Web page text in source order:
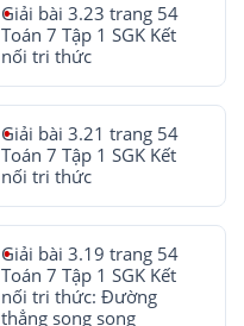
Giải bài 3.23 trang 54
Toán 7 Tập 1 SGK Kết
nối tri thức
Giải bài 3.21 trang 54
Toán 7 Tập 1 SGK Kết
nối tri thức
Giải bài 3.19 trang 54
Toán 7 Tập 1 SGK Kết
nối tri thức: Đường
thẳng song song